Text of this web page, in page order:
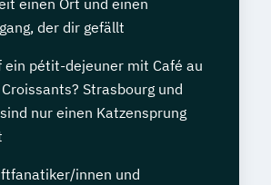
einen Ort und einen
der dir gefällt
ein pétit-dejeuner mit Café au
Strasbourg und
nur einen Katzensprung
innen und